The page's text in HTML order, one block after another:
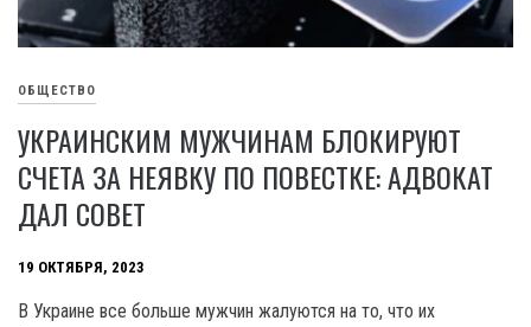
ОБЩЕСТВО
УКРАИНСКИМ МУЖЧИНАМ БЛОКИРУЮТ
СЧЕТА ЗА НЕЯВКУ ПО ПОВЕСТКЕ: АДВОКАТ
ДАЛ СОВЕТ
19 ОКТЯБРЯ, 2023
B Украине все больше мужчин жалуются на то, что их